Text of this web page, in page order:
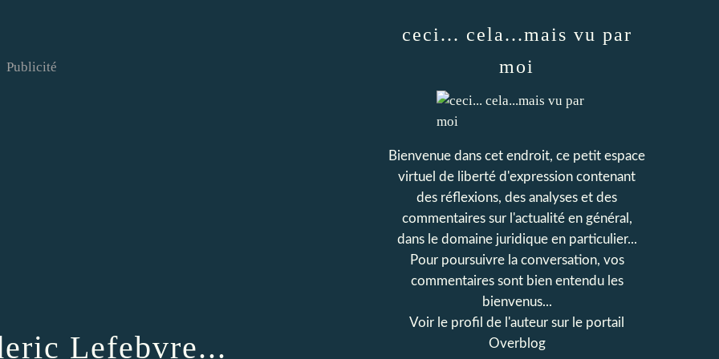
Publicité
Lefebvre...
ceci... cela...mais vu par
moi
Bienvenue dans cet endroit, ce petit espace
virtuel de liberté d'expression contenant
des réflexions, des analyses et des
commentaires sur l'actualité en général,
dans le domaine juridique en particulier...
Pour poursuivre la conversation, vos
commentaires sont bien entendu les
bienvenus...
Voir le profil de l'auteur sur le portail
Overblog